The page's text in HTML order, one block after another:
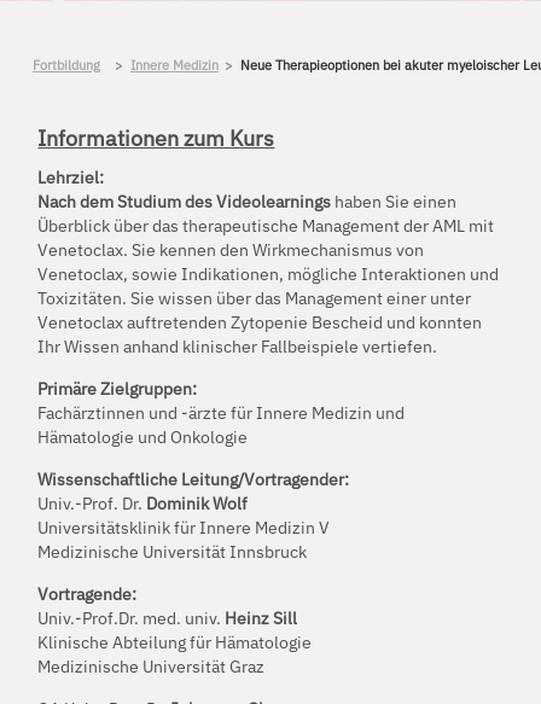
Fortbildung Innere Medizin Neue Therapieoptionen bei akuter myeloischer
Informationen zum Kurs
Lehrziel:
Nach dem Studium des Videolearnings haben Sie einen
Überblick über das therapeutische Management der AML mit
Venetoclax. Sie kennen den Wirkmechanismus von
Venetoclax, sowie Indikationen, mögliche Interaktionen und
Toxizitäten. Sie wissen über das Management einer unter
Venetoclax auftretenden Zytopenie Bescheid und konnten
Ihr Wissen anhand klinischer Fallbeispiele vertiefen.
Primäre Zielgruppen:
Fachärztinnen und -ärzte für Innere Medizin und
Hämatologie und Onkologie
Wissenschaftliche Leitung/Vortragender:
Univ.-Prof. Dr. Dominik Wolf
Universitätsklinik für Innere Medizin V
Medizinische Universität Innsbruck
Vortragende:
Univ.-Prof.Dr. med. univ. Heinz Sill
Klinische Abteilung für Hämatologie
Medizinische Universität Graz